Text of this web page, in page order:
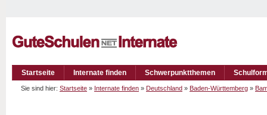
Startseite Internate finden Schwerpunktthemen
Sie sind hier: Startseite » Internate finden » Deutschland » Baden-Württemberg »